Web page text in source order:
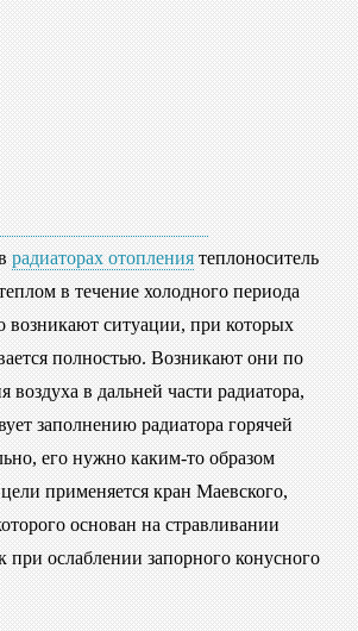
радиаторах отопления теплоноситель
в течение холодного периода
возникают ситуации, при которых
полностью. Возникают они по
воздуха в дальней части радиатора,
заполнению радиатора горячей
его нужно каким-то образом
применяется кран Маевского,
основан на стравливании
ослаблении запорного конусного